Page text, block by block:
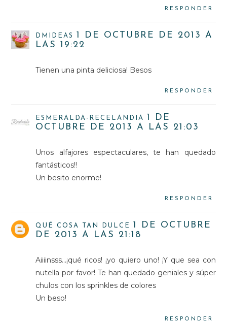
RESPONDER
DMIDEAS
1 DE OCTUBRE DE 2013 A
LAS 19:22
Tienen una pinta deliciosa! Besos
RESPONDER
ESMERALDA-RECELANDIA
1 DE
OCTUBRE DE 2013 A LAS 21:03
Unos alfajores espectaculares, te han quedado
fantásticos!!
Un besito enorme!
RESPONDER
QUÉ COSA TAN DULCE
1 DE OCTUBRE
DE 2013 A LAS 21:18
Aiiiinsss...¡qué ricos! ¡yo quiero uno! ¡Y que sea con
nutella por favor! Te han quedado geniales y súper
chulos con los sprinkles de colores
Un beso!
RESPONDER